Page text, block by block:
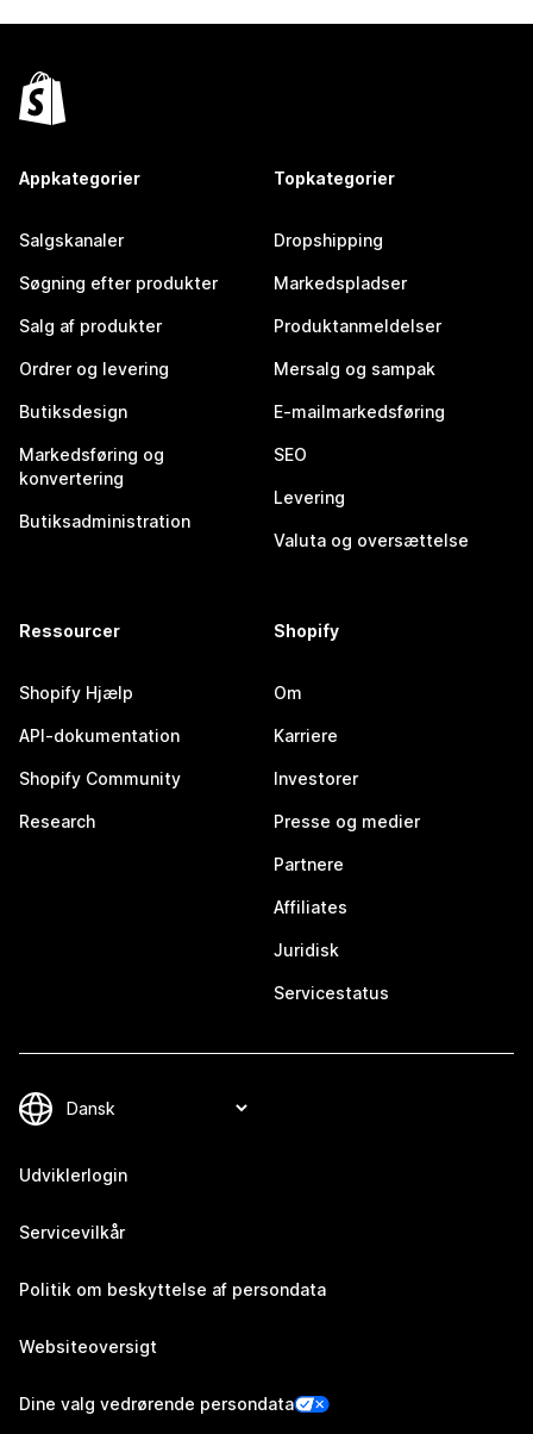
Appkategorier
Salgskanaler
Søgning efter produkter
Salg af produkter
Ordrer og levering
Butiksdesign
Markedsføring og
konvertering
Butiksadministration
Topkategorier
Dropshipping
Markedspladser
Produktanmeldelser
Mersalg og sampak
E-mailmarkedsføring
SEO
Levering
Valuta og oversættelse
Ressourcer
Shopify Hjælp
API-dokumentation
Shopify Community
Research
Shopify
Om
Karriere
Investorer
Presse og medier
Partnere
Affiliates
Juridisk
Servicestatus
Udviklerlogin
Servicevilkår
Politik om beskyttelse af persondata
Websiteoversigt
Dine valg vedrørende persondata